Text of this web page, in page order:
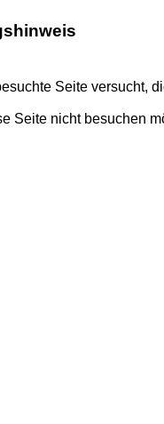
Seite versucht,
Seite nicht besuchen